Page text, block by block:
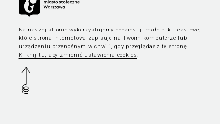
Na naszej stronie wykorzystujemy cookies tj. małe pliki tekstowe,
które strona internetowa zapisuje na Twoim komputerze lub
urządzeniu przenośnym w chwili, gdy przeglądasz tę stronę.
Kliknij tu, aby zmienić ustawienia cookies.